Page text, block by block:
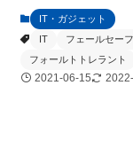
IT・ガジェット
IT
フェールセーフ
フォールトトレラント
2021-06-15